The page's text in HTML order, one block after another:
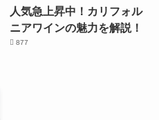
人気急上昇中！カリフォル
ニアワインの魅力を解説！
877